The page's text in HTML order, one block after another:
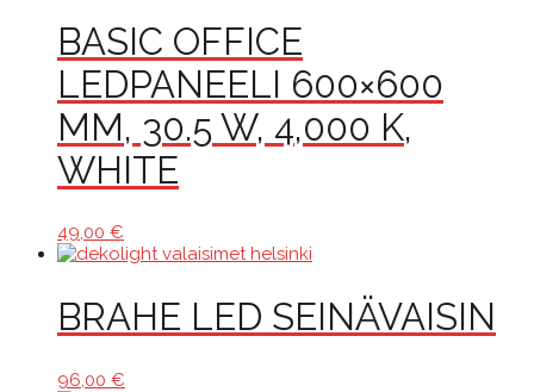
BASIC OFFICE
LEDPANEELI 600×600
MM, 30.5 W, 4,000 K,
WHITE
49,00 €
BRAHE LED SEINÄVAISIN
96,00 €